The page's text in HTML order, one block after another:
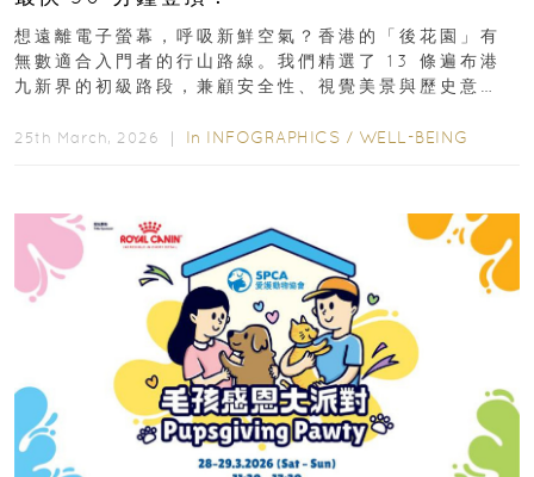
想遠離電子螢幕，呼吸新鮮空氣？香港的「後花園」有
無數適合入門者的行山路線。我們精選了 13 條遍布港
九新界的初級路段，兼顧安全性、視覺美景與歷史意
25th March, 2026 ｜ In INFOGRAPHICS / WELL-BEING